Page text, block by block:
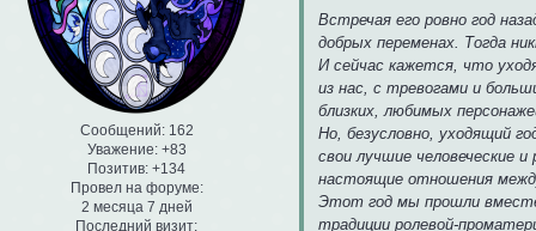
Сообщений:162
Уважение: +83
Позитив: +134
Провел на форуме:
2 месяца 7 дней
Последний визит:
Встречая его ровно год
добрых переменах. Тогда
И сейчас кажется, что
из нас, с тревогами и
близких, любимых
Но, безусловно, уходящий
свои лучшие человеческие
настоящие отношения
Этот год мы прошли
традиции ролевой-